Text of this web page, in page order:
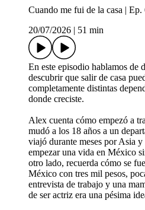
Cuando me fui de la casa |
20/07/2026
51 min
En este episodio hablamos de
descubrir que salir de casa
completamente distintas
donde creciste.
Alex cuenta cómo empezó a
mudó a los 18 años a un
viajó durante meses por Asia
empezar una vida en México
otro lado, recuerda cómo se
México con tres mil pesos,
entrevista de trabajo y una
de ser actriz era una pésima